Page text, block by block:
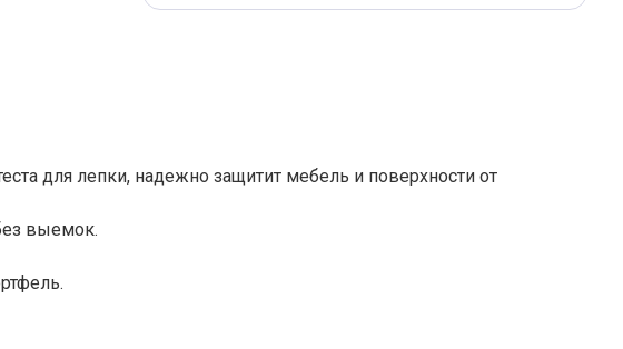
для лепки, надежно защитит мебель и поверхности от
выемок.